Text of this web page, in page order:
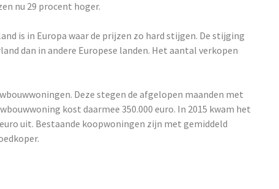
nu 29 procent hoger.
is in Europa waar de prijzen zo hard stijgen. De stijging
dan in andere Europese landen. Het aantal verkopen
Deze stegen de afgelopen maanden met
kost daarmee 350.000 euro. In 2015 kwam het
uit. Bestaande koopwoningen zijn met gemiddeld